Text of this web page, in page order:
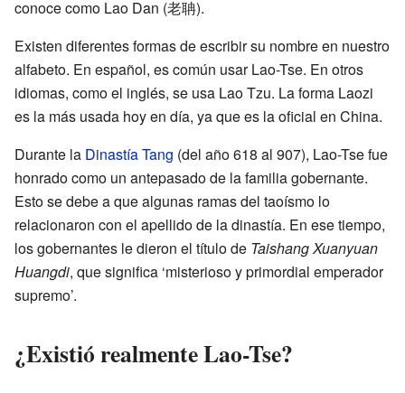
conoce como Lao Dan (老聃).
Existen diferentes formas de escribir su nombre en nuestro
alfabeto. En español, es común usar Lao-Tse. En otros
idiomas, como el inglés, se usa Lao Tzu. La forma Laozi
es la más usada hoy en día, ya que es la oficial en China.
Durante la Dinastía Tang (del año 618 al 907), Lao-Tse fue
honrado como un antepasado de la familia gobernante.
Esto se debe a que algunas ramas del taoísmo lo
relacionaron con el apellido de la dinastía. En ese tiempo,
los gobernantes le dieron el título de Taishang Xuanyuan
Huangdi, que significa ‘misterioso y primordial emperador
supremo’.
¿Existió realmente Lao-Tse?